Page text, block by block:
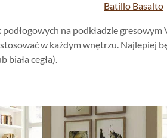
Batillo Basalto
na podkładzie gresowym
w każdym wnętrzu. Najlepiej
biała cegła).